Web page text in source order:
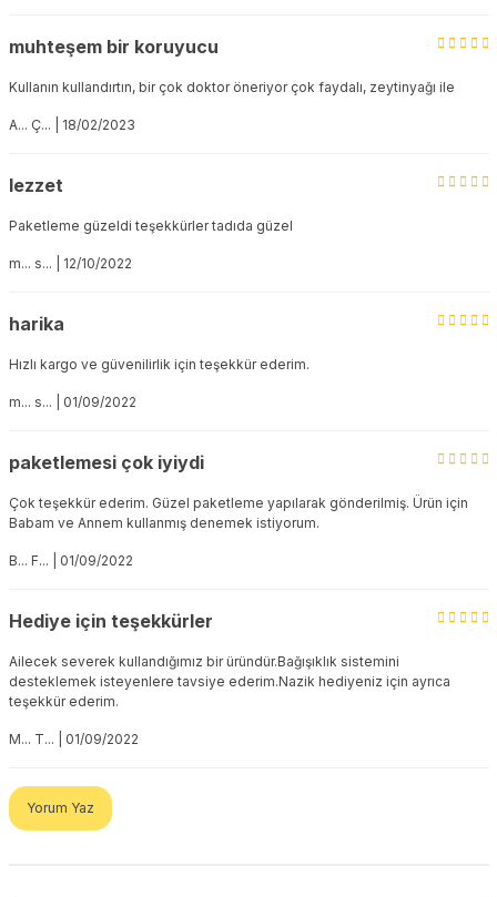
muhteşem bir koruyucu
Kullanın kullandırtın, bir çok doktor öneriyor çok faydalı, zeytinyağı ile
A... Ç... | 18/02/2023
lezzet
Paketleme güzeldi teşekkürler tadıda güzel
m... s... | 12/10/2022
harika
Hızlı kargo ve güvenilirlik için teşekkür ederim.
m... s... | 01/09/2022
paketlemesi çok iyiydi
Çok teşekkür ederim. Güzel paketleme yapılarak gönderilmiş. Ürün için
Babam ve Annem kullanmış denemek istiyorum.
B... F... | 01/09/2022
Hediye için teşekkürler
Ailecek severek kullandığımız bir üründür.Bağışıklık sistemini
desteklemek isteyenlere tavsiye ederim.Nazik hediyeniz için ayrıca
teşekkür ederim.
M... T... | 01/09/2022
Yorum Yaz